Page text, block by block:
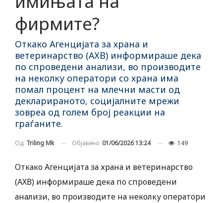
фирмите?
Откако Агенцијата за храна и
ветеринарство (АХВ) информираше дека
по спроведени анализи, во производите
на неколку оператори со храна има
помал процент на млечни масти од
декларираното, социјалните мрежи
зовреа од голем број реакции на
граѓаните.
Од Triling Mk Објавено 01/06/2026 13:24 149
Откако Агенцијата за храна и ветеринарство
(АХВ) информираше дека по спроведени
анализи, во производите на неколку оператори